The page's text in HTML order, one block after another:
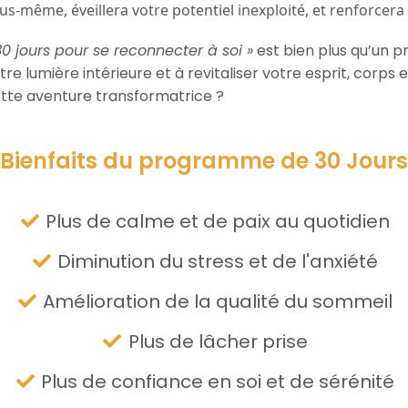
même, éveillera votre potentiel inexploité, et
jours pour se reconnecter à soi »est bien plus qu’un
lumière intérieure et à revitaliser votre esprit, corps
aventure transformatrice ?
Bienfaits du programme de 30 Jours
Plus de calme et de paix au quotidien
Diminution du stress et de l'anxiété
Amélioration de la qualité du sommeil
Plus de lâcher prise
Plus de confiance en soi et de sérénité